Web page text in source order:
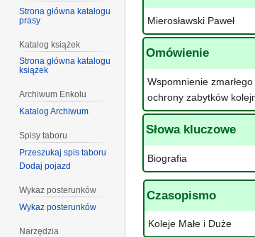
Mierosławski Paweł
Omówienie
Wspomnienie
ochrony zabytków
Słowa kluczowe
Biografia
Czasopismo
Koleje Małe i Duże
Strona główna katalogu
prasy
Katalog książek
Strona główna katalogu
książek
Archiwum Enkolu
Katalog Archiwum
Spisy taboru
Przeszukaj spis taboru
Dodaj pojazd
Wykaz posterunków
Wykaz posterunków
Narzędzia